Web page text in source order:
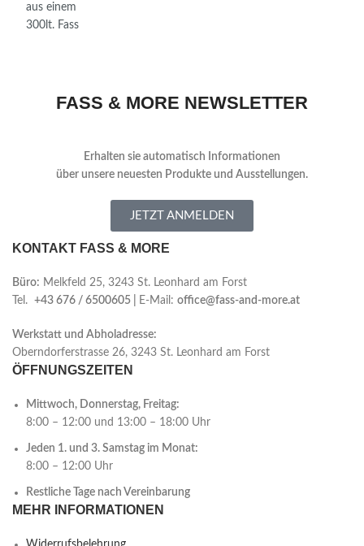
FASS & MORE NEWSLETTER
Erhalten sie automatisch Informationen
über unsere neuesten Produkte und Ausstellungen.
JETZT ANMELDEN
KONTAKT FASS & MORE
Büro: Melkfeld 25, 3243 St. Leonhard am Forst
Tel. +43 676 / 6500605 | E-Mail: office@fass-and-more.at
Werkstatt und Abholadresse:
Oberndorferstrasse 26, 3243 St. Leonhard am Forst
ÖFFNUNGSZEITEN
Mittwoch, Donnerstag, Freitag:
8:00 – 12:00 und 13:00 – 18:00 Uhr
Jeden 1. und 3. Samstag im Monat:
8:00 – 12:00 Uhr
Restliche Tage nach Vereinbarung
MEHR INFORMATIONEN